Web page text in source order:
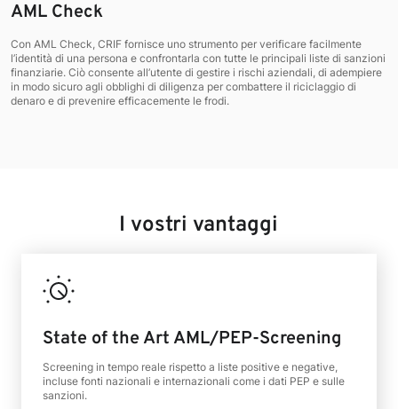
AML Check
Con AML Check, CRIF fornisce uno strumento per verificare facilmente
l’identità di una persona e confrontarla con tutte le principali liste di sanzioni
finanziarie. Ciò consente all’utente di gestire i rischi aziendali, di adempiere
in modo sicuro agli obblighi di diligenza per combattere il riciclaggio di
denaro e di prevenire efficacemente le frodi.
I vostri vantaggi
State of the Art AML/PEP-Screening
Screening in tempo reale rispetto a liste positive e negative,
incluse fonti nazionali e internazionali come i dati PEP e sulle
sanzioni.